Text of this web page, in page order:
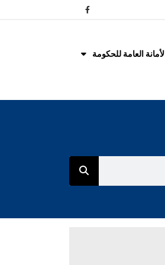
الأمانة العامة للحكومة